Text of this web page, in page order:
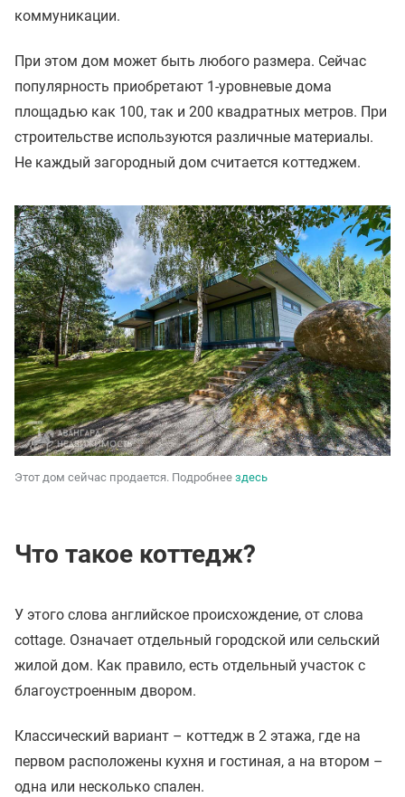
коммуникации.
При этом дом может быть любого размера. Сейчас
популярность приобретают 1-уровневые дома
площадью как 100, так и 200 квадратных метров. При
строительстве используются различные материалы.
Не каждый загородный дом считается коттеджем.
Этот дом сейчас продается. Подробнее здесь
Что такое коттедж?
У этого слова английское происхождение, от слова
cottage. Означает отдельный городской или сельский
жилой дом. Как правило, есть отдельный участок с
благоустроенным двором.
Классический вариант – коттедж в 2 этажа, где на
первом расположены кухня и гостиная, а на втором –
одна или несколько спален.